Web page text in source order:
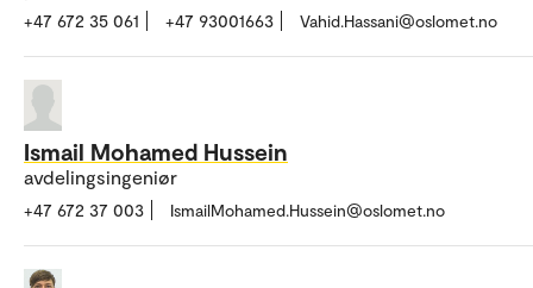
+47 672 35 061 +47 93001663 Vahid.Hassani@oslomet.no
Ismail Mohamed Hussein
avdelingsingeniør
+47 672 37 003 IsmailMohamed.Hussein@oslomet.no